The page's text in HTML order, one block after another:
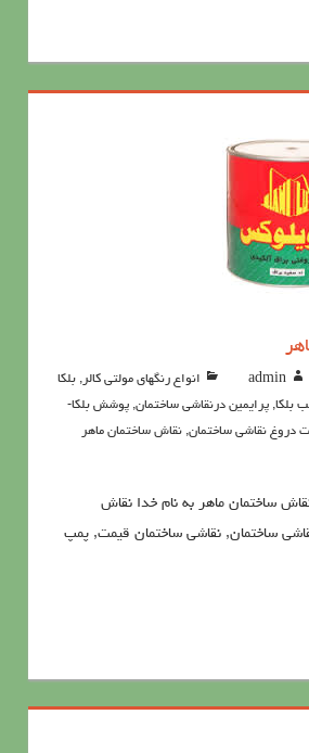
admin انواع رنگهای مولتی کالر , بلکا
بلکا, پرايمين درنقاشي ساختمان, پوشش بلکا-
دروغ نقاشی ساختمان, نقاش ساختمان ماهر
ساختمان ماهر به نام خدا نقاش
ساختمان, نقاشی ساختمان قیمت, پمپ